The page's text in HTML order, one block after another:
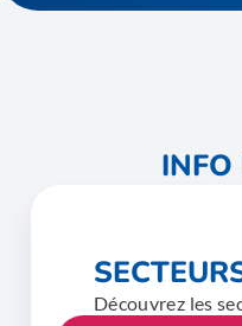
INFO
Découvrez les